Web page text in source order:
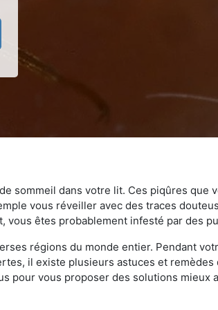
sommeil dans votre lit. Ces piqûres que
vous réveiller avec des traces
vous êtes probablement infesté par des
régions du monde entier. Pendant
il existe plusieurs astuces et remèdes
pour vous proposer des solutions mieux